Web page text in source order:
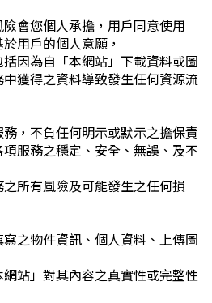
會您個人承擔，用戶同意使用
用戶的個人意願，
因為自「本網站」下載資料或圖
獲得之資料導致發生任何資源流
，不負任何明示或默示之擔保責
服務之穩定、安全、無誤、及不
所有風險及可能發生之任何損
之物件資訊、個人資料、上傳圖
站」對其內容之真實性或完整性